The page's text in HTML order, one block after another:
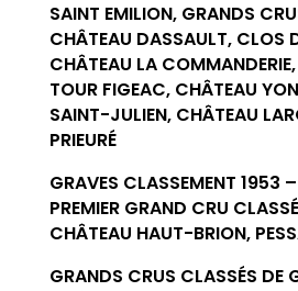
SAINT EMILION, GRANDS
CHÂTEAU DASSAULT, CLOS
CHÂTEAU LA
TOUR FIGEAC, CHÂTEAU
SAINT-JULIEN, CHÂTEAU
PRIEURÉ
GRAVES CLASSEMENT 1953
PREMIER GRAND CRU
CHÂTEAU HAUT-BRION,
GRANDS CRUS CLASSÉS DE